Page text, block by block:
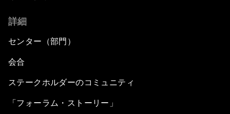
詳細
センター（部門）
会合
ステークホルダーのコミュニティ
「フォーラム・ストーリー」